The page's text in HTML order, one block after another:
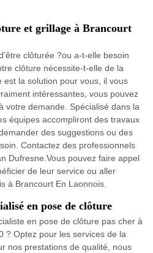
et grillage à Brancourt
clôturée ?ou a-t-elle besoin
clôture nécessite-t-elle de la
est la solution pour vous, il vous
intéressantes, vous pouvez
votre demande. Spécialisé dans la
équipes accompliront des travaux
des suggestions ou des
Contactez des professionnels
Dufresne.Vous pouvez faire appel
de leur service ou aller
à Brancourt En Laonnois.
en pose de clôture
en pose de clôture pas cher à
? Optez pour les services de la
nos prestations de qualité, nous